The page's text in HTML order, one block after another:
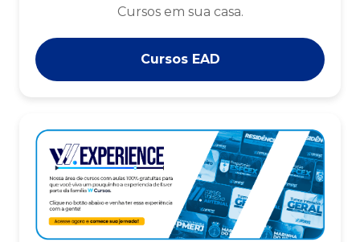
Cursos em sua casa.
Cursos EAD